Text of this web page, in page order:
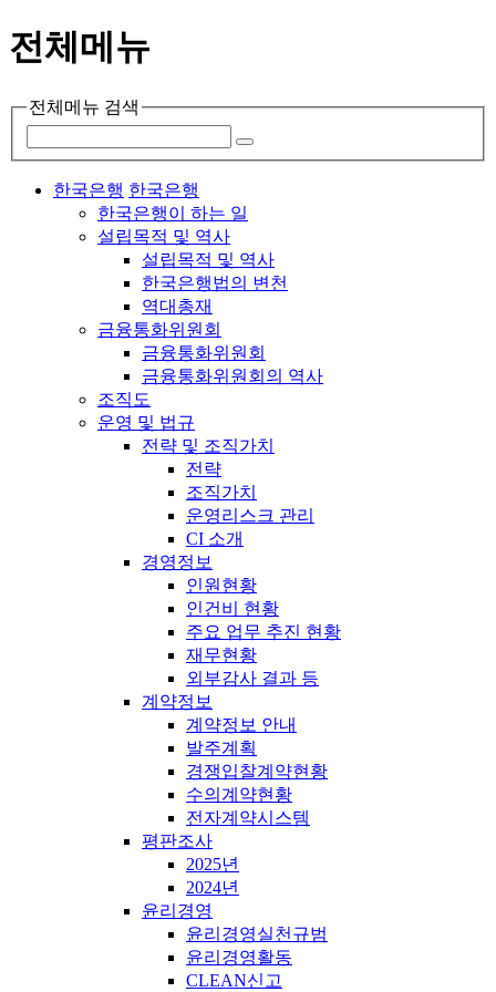
전체메뉴
전체메뉴 검색
한국은행 한국은행
한국은행이 하는 일
설립목적 및 역사
설립목적 및 역사
한국은행법의 변천
역대총재
금융통화위원회
금융통화위원회
금융통화위원회의 역사
조직도
운영 및 법규
전략 및 조직가치
전략
조직가치
운영리스크 관리
CI 소개
경영정보
인원현황
인건비 현황
주요 업무 추진 현황
재무현황
외부감사 결과 등
계약정보
계약정보 안내
발주계획
경쟁입찰계약현황
수의계약현황
전자계약시스템
평판조사
2025년
2024년
윤리경영
윤리경영실천규범
윤리경영활동
CLEAN신고